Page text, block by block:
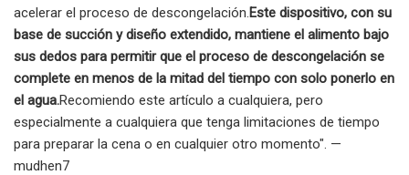
acelerar el proceso de descongelación.Este dispositivo, con su
base de succión y diseño extendido, mantiene el alimento bajo
sus dedos para permitir que el proceso de descongelación se
complete en menos de la mitad del tiempo con solo ponerlo en
el agua.Recomiendo este artículo a cualquiera, pero
especialmente a cualquiera que tenga limitaciones de tiempo
para preparar la cena o en cualquier otro momento". —
mudhen7